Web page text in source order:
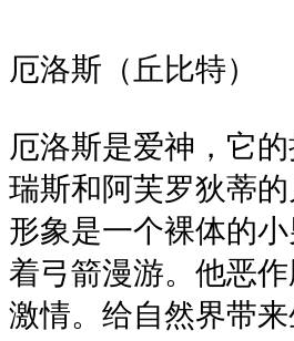
厄洛斯（丘比特）
厄洛斯是爱神，它
瑞斯和阿芙罗狄蒂
形象是一个裸体的
着弓箭漫游。他恶
激情。给自然界带